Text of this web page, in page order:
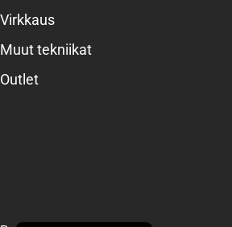
Virkkaus
Muut tekniikat
Outlet